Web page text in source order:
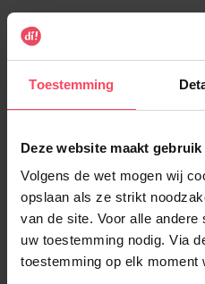
Toestemming
Deze website maakt
Volgens de wet mogen wij
opslaan als ze strikt
van de site. Voor alle
uw toestemming nodig. Via
toestemming op elk moment
Adres
Rue Pont à la Faulx 26A
7600 PERUWELZ
Contact
069 57 60 32
contact@di.be